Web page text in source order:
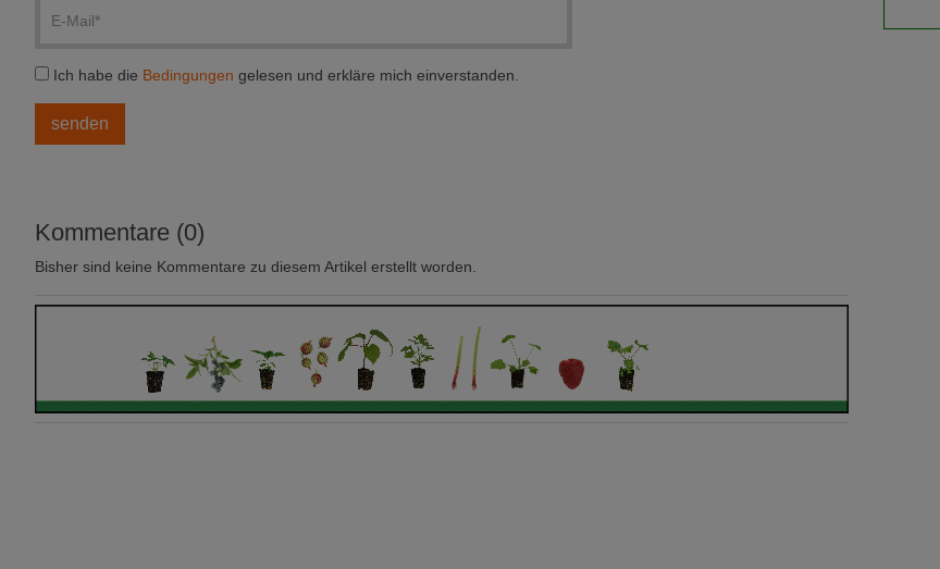
Ich habe die Bedingungen gelesen und erkläre mich einverstanden.
Kommentare (0)
Bisher sind keine Kommentare zu diesem Artikel erstellt worden.